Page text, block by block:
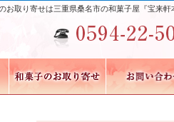
お取り寄せは三重県桑名市の和菓子屋『宝来軒